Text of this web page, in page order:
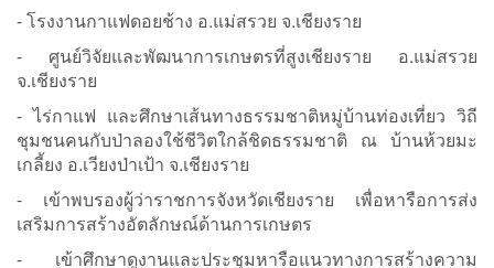
- โรงงานกาแฟดอยช้าง อ.แม่สรวย จ.เชียงราย
- ศูนย์วิจัยและพัฒนาการเกษตรที่สูงเชียงราย อ.แม่สรวย
จ.เชียงราย
- ไร่กาแฟ และศึกษาเส้นทางธรรมชาติหมู่บ้านท่องเที่ยว วิถี
ชุมชนคนกับป่าลองใช้ชีวิตใกล้ชิดธรรมชาติ ณ บ้านห้วยมะ
เกลี้ยง อ.เวียงป่าเป้า จ.เชียงราย
- เข้าพบรองผู้ว่าราชการจังหวัดเชียงราย เพื่อหารือการส่ง
เสริมการสร้างอัตลักษณ์ด้านการเกษตร
- เข้าศึกษาดูงานและประชุมหารือแนวทางการสร้างความ